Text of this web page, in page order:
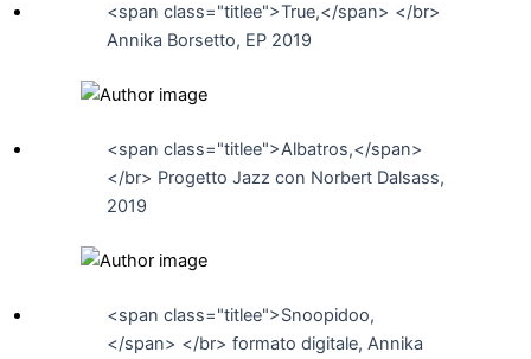
<span class="titlee">True,</span> </br>
Annika Borsetto, EP 2019
<span class="titlee">Albatros,</span>
</br> Progetto Jazz con Norbert Dalsass,
2019
<span class="titlee">Snoopidoo,
</span> </br> formato digitale, Annika